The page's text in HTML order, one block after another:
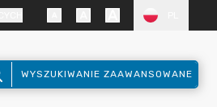
WYSZUKIWANIE ZAAWANSOWANE